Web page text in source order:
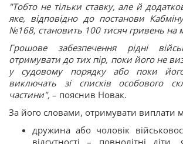
"Тобто не тільки ставку, але й
яке, відповідно до постанови
№168, становить 100 тисяч гривень на
Грошове забезпечення рідні
отримувати до тих пір, поки його не
у судовому порядку або поки
виключать зі списків особового
частини", – пояснив Новак.
За його словами, отримувати виплати
дружина або чоловік
відсутності – повнолітні